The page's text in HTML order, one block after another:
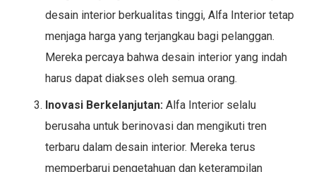
desain interior berkualitas tinggi, Alfa Interior tetap
menjaga harga yang terjangkau bagi pelanggan.
Mereka percaya bahwa desain interior yang indah
harus dapat diakses oleh semua orang.
Inovasi Berkelanjutan: Alfa Interior selalu
berusaha untuk berinovasi dan mengikuti tren
terbaru dalam desain interior. Mereka terus
memperbarui pengetahuan dan keterampilan